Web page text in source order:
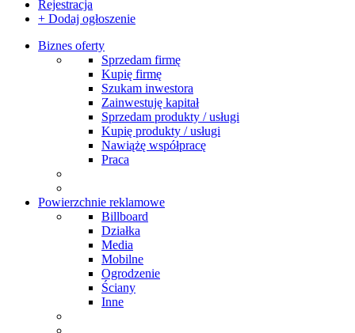
Rejestracja
+ Dodaj ogłoszenie
Biznes oferty
Sprzedam firmę
Kupię firmę
Szukam inwestora
Zainwestuję kapitał
Sprzedam produkty / usługi
Kupię produkty / usługi
Nawiążę współpracę
Praca
Powierzchnie reklamowe
Billboard
Działka
Media
Mobilne
Ogrodzenie
Ściany
Inne